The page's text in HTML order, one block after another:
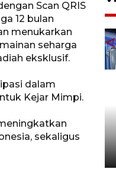
Scan QRIS
12 bulan
menukarkan
seharga
eksklusif.
dalam
Kejar Mimpi.
sekaligus
wall